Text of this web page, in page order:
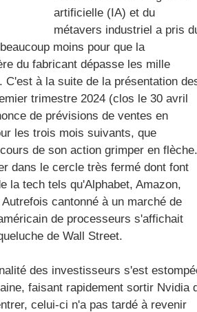
artificielle (IA) et du
métavers industriel a pris
moins pour que la
du fabricant dépasse les mille
C'est à la suite de la présentation
trimestre 2024 (clos le 30 avril
de prévisions de ventes en
les trois mois suivants, que
de son action grimper en flèche.
dans le cercle très fermé dont font
la tech tels qu'Alphabet, Amazon,
cantonné à un marché de
de processeurs s'affichait
de Wall Street.
des investisseurs s'est
faisant rapidement sortir Nvidia
celui-ci n'a pas tardé à revenir